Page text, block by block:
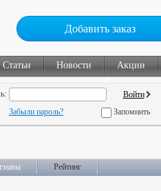
Добавить заказ
Статьи Новости Акции
Забыли пароль? Запомнить
Рейтинг